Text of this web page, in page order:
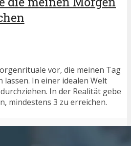
vor, die meinen Tag
lassen. In einer idealen Welt
In der Realität gebe
mindestens 3 zu erreichen.